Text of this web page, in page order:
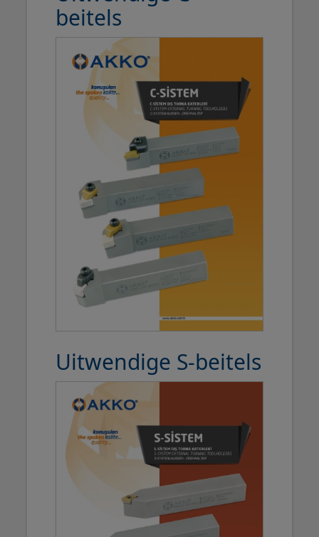
beitels
Uitwendige S-beitels